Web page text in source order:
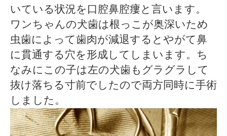
いている状況を口腔鼻腔瘻と言います。
ワンちゃんの犬歯は根っこが奥深いため
虫歯によって歯肉が減退するとやがて鼻
に貫通する穴を形成してしまいます。ち
なみにこの子は左の犬歯もグラグラして
抜け落ちる寸前でしたので両方同時に手術
しました。